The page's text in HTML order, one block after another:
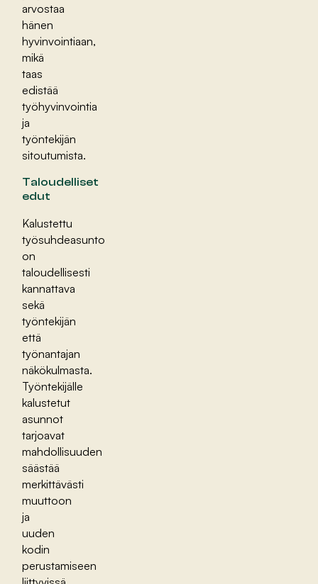
arvostaa
hänen
hyvinvointiaan,
mikä
taas
edistää
työhyvinvointia
ja
työntekijän
sitoutumista.
Taloudelliset
edut
Kalustettu
työsuhdeasunto
on
taloudellisesti
kannattava
sekä
työntekijän
että
työnantajan
näkökulmasta.
Työntekijälle
kalustetut
asunnot
tarjoavat
mahdollisuuden
säästää
merkittävästi
muuttoon
ja
uuden
kodin
perustamiseen